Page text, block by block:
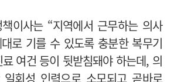
이사는 “지역에서 근무하는 의사
로 기를 수 있도록 충분한 복무기
여건 등이 뒷받침돼야 하는데, 의
회성 인력으로 소모되고 곧바로